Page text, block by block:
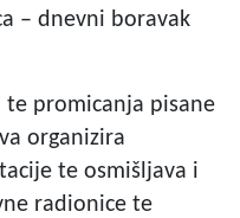
– dnevni boravak
te promicanja pisane
organizira
te osmišljava i
radionice te